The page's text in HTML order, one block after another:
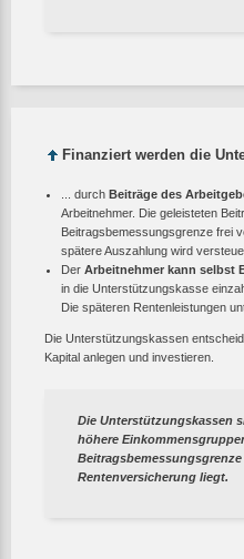
Finanziert werden die
... durch Beiträge des
Arbeitnehmer. Die geleisteten
Beitragsbemessungsgrenze frei
spätere Auszahlung wird
Der Arbeitnehmer kann selbst
in die Unterstützungskasse
Die späteren Rentenleistungen
Die Unterstützungskassen
Kapital anlegen und investieren.
Die Unterstützungskassen
höhere
Rentenversicherung liegt.